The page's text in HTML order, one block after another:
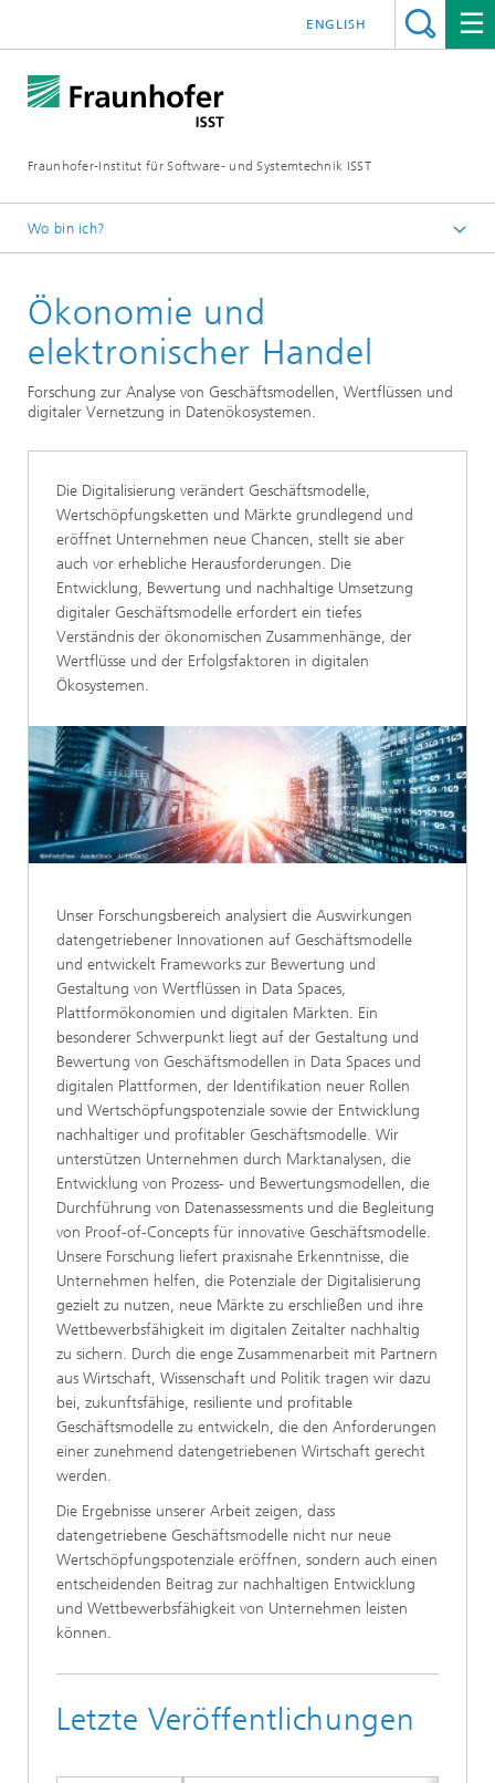
Fraunhofer-Institut für Software- und Systemtechnik ISST
ENGLISH
Wo bin ich?
IT Service Providers
Ökonomie und
elektronischer Handel
Forschung zur Analyse von Geschäftsmodellen, Wertflüssen und
digitaler Vernetzung in Datenökosystemen.
Die Digitalisierung verändert Geschäftsmodelle,
Wertschöpfungsketten und Märkte grundlegend und
eröffnet Unternehmen neue Chancen, stellt sie aber
auch vor erhebliche Herausforderungen. Die
Entwicklung, Bewertung und nachhaltige Umsetzung
digitaler Geschäftsmodelle erfordert ein tiefes
Verständnis der ökonomischen Zusammenhänge, der
Wertflüsse und der Erfolgsfaktoren in digitalen
Ökosystemen.
Unser Forschungsbereich analysiert die Auswirkungen
datengetriebener Innovationen auf Geschäftsmodelle
und entwickelt Frameworks zur Bewertung und
Gestaltung von Wertflüssen in Data Spaces,
Plattformökonomien und digitalen Märkten. Ein
besonderer Schwerpunkt liegt auf der Gestaltung und
Bewertung von Geschäftsmodellen in Data Spaces und
digitalen Plattformen, der Identifikation neuer Rollen
und Wertschöpfungspotenziale sowie der Entwicklung
nachhaltiger und profitabler Geschäftsmodelle. Wir
unterstützen Unternehmen durch Marktanalysen, die
Entwicklung von Prozess- und Bewertungsmodellen, die
Durchführung von Datenassessments und die Begleitung
von Proof-of-Concepts für innovative Geschäftsmodelle.
Unsere Forschung liefert praxisnahe Erkenntnisse, die
Unternehmen helfen, die Potenziale der Digitalisierung
gezielt zu nutzen, neue Märkte zu erschließen und ihre
Wettbewerbsfähigkeit im digitalen Zeitalter nachhaltig
zu sichern. Durch die enge Zusammenarbeit mit Partnern
aus Wirtschaft, Wissenschaft und Politik tragen wir dazu
bei, zukunftsfähige, resiliente und profitable
Geschäftsmodelle zu entwickeln, die den Anforderungen
einer zunehmend datengetriebenen Wirtschaft gerecht
werden.
Die Ergebnisse unserer Arbeit zeigen, dass
datengetriebene Geschäftsmodelle nicht nur neue
Wertschöpfungspotenziale eröffnen, sondern auch einen
entscheidenden Beitrag zur nachhaltigen Entwicklung
und Wettbewerbsfähigkeit von Unternehmen leisten
können.
Letzte Veröffentlichungen